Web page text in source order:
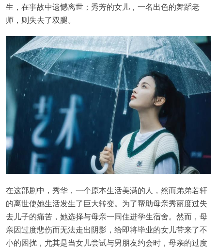
生，在事故中遗憾离世；秀芳的女儿，一名出色的舞蹈老
师，则失去了双腿。
在这部剧中，秀华，一个原本生活美满的人，然而弟弟若轩
的离世使她生活发生了巨大转变。为了帮助母亲秀丽度过失
去儿子的痛苦，她选择与母亲一同住进学生宿舍。然而，母
亲因过度悲伤而无法走出阴影，给即将毕业的女儿带来了不
小的困扰，尤其是当女儿尝试与男朋友约会时，母亲的过度